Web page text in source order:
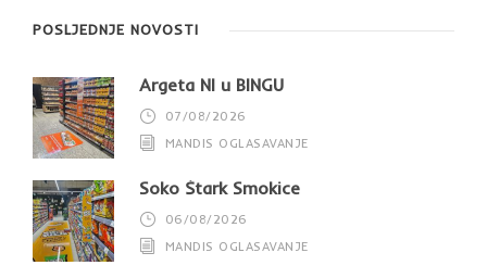
POSLJEDNJE NOVOSTI
Argeta NI u BINGU
07/08/2026
MANDIS OGLASAVANJE
Soko Štark Smokice
06/08/2026
MANDIS OGLASAVANJE